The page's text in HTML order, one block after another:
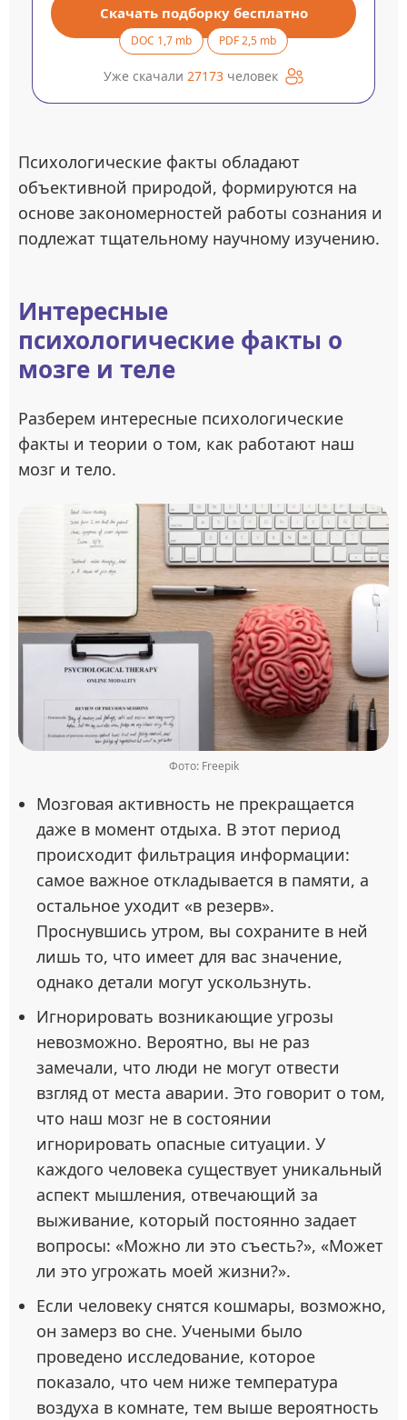
Скачать подборку бесплатно
DOC 1,7 mb PDF 2,5 mb
Уже скачали 27173 человек
Психологические факты обладают
объективной природой, формируются на
основе закономерностей работы сознания и
подлежат тщательному научному изучению.
Интересные
психологические факты о
мозге и теле
Разберем интересные психологические
факты и теории о том, как работают наш
мозг и тело.
Фото: Freepik
Мозговая активность не прекращается
даже в момент отдыха. В этот период
происходит фильтрация информации:
самое важное откладывается в памяти, а
остальное уходит «в резерв».
Проснувшись утром, вы сохраните в ней
лишь то, что имеет для вас значение,
однако детали могут ускользнуть.
Игнорировать возникающие угрозы
невозможно. Вероятно, вы не раз
замечали, что люди не могут отвести
взгляд от места аварии. Это говорит о том,
что наш мозг не в состоянии
игнорировать опасные ситуации. У
каждого человека существует уникальный
аспект мышления, отвечающий за
выживание, который постоянно задает
вопросы: «Можно ли это съесть?», «Может
ли это угрожать моей жизни?».
Если человеку снятся кошмары, возможно,
он замерз во сне. Учеными было
проведено исследование, которое
показало, что чем ниже температура
воздуха в комнате, тем выше вероятность